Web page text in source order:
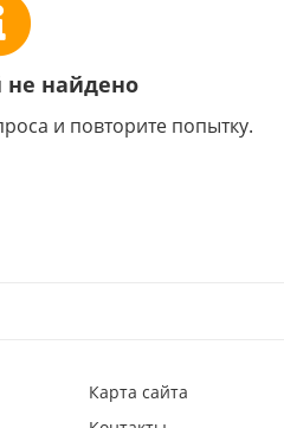
найдено
и повторите попытку.
Карта сайта